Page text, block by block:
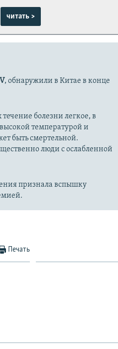
читать >
, обнаружили в Китае в конце
болезни легкое, в
температурой и
быть смертельной.
люди с ослабленной
признала вспышку
Печать